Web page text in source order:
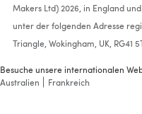
Makers Ltd) 2026, in England und
unter der folgenden Adresse
Triangle, Wokingham, UK, RG41
Besuche unsere internationalen
Australien
Frankreich